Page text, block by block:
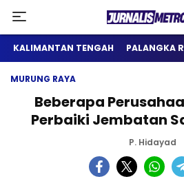
Jurnalis Metro
Satu Wadah
KALIMANTAN TENGAH PALANGKA
MURUNG RAYA
Beberapa
Perbaiki Jembatan
P. Hidayad